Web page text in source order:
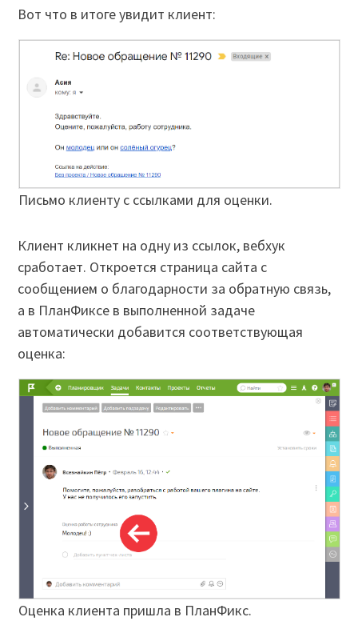
Вот что в итоге увидит клиент:
Письмо клиенту с ссылками для оценки.
Клиент кликнет на одну из ссылок, вебхук
сработает. Откроется страница сайта с
сообщением о благодарности за обратную связь,
а в ПланФиксе в выполненной задаче
автоматически добавится соответствующая
оценка:
Оценка клиента пришла в ПланФикс.